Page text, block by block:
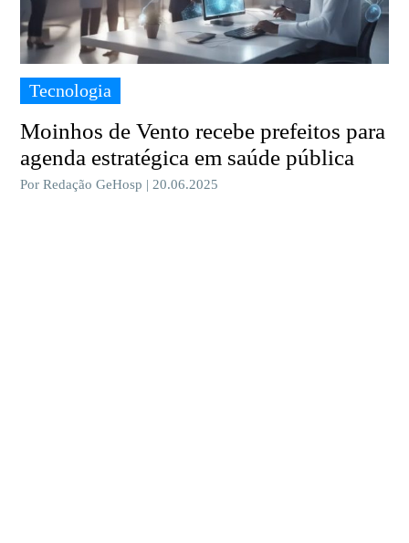
Tecnologia
Moinhos de Vento recebe prefeitos para
agenda estratégica em saúde pública
Por Redação GeHosp | 20.06.2025